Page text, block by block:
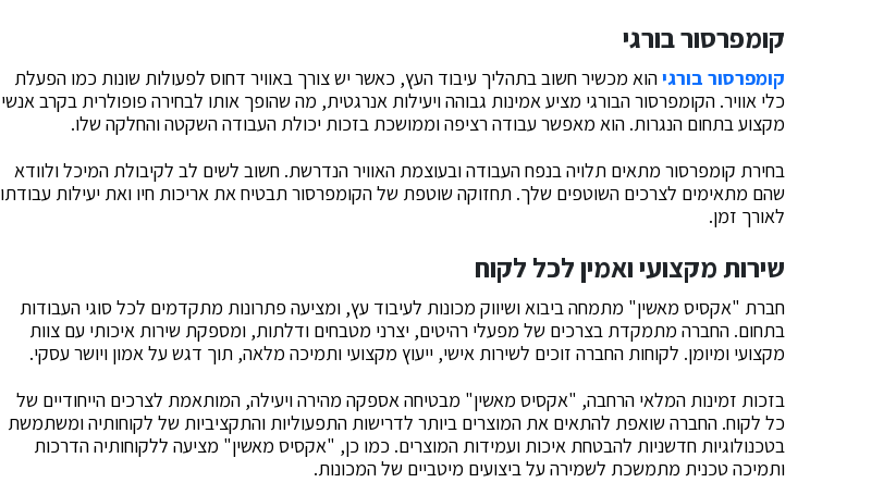
קומפרסור בורגי
קומפרסור בורגיהוא מכשיר חשוב בתהליך עיבוד העץ, כאשר יש צורך באוויר דחוס לפעולות שונות כמו הפעלת
כלי אוויר. הקומפרסור הבורגי מציע אמינות גבוהה ויעילות אנרגטית, מה שהופך אותו לבחירה פופולרית בקרב אנשי
מקצוע בתחום הנגרות. הוא מאפשר עבודה רציפה וממושכת בזכות יכולת העבודה השקטה והחלקה שלו.
בחירת קומפרסור מתאים תלויה בנפח העבודה ובעוצמת האוויר הנדרשת. חשוב לשים לב לקיבולת המיכל ולוודא
שהם מתאימים לצרכים השוטפים שלך. תחזוקה שוטפת של הקומפרסור תבטיח את אריכות חיו ואת יעילות עבודתו
לאורך זמן.
שירות מקצועי ואמין לכל לקוח
חברת "אקסיס מאשין" מתמחה ביבוא ושיווק מכונות לעיבוד עץ, ומציעה פתרונות מתקדמים לכל סוגי העבודות
בתחום. החברה מתמקדת בצרכים של מפעלי רהיטים, יצרני מטבחים ודלתות, ומספקת שירות איכותי עם צוות
מקצועי ומיומן. לקוחות החברה זוכים לשירות אישי, ייעוץ מקצועי ותמיכה מלאה, תוך דגש על אמון ויושר עסקי.
בזכות זמינות המלאי הרחבה, "אקסיס מאשין" מבטיחה אספקה מהירה ויעילה, המותאמת לצרכים הייחודיים של
כל לקוח. החברה שואפת להתאים את המוצרים ביותר לדרישות התפעוליות והתקציביות של לקוחותיה ומשתמשת
בטכנולוגיות חדשניות להבטחת איכות ועמידות המוצרים. כמו כן, "אקסיס מאשין" מציעה ללקוחותיה הדרכות
ותמיכה טכנית מתמשכת לשמירה על ביצועים מיטביים של המכונות.